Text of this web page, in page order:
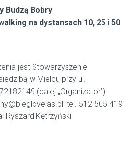
Budzą Bobry
na dystansach 10, 25 i 50
jest Stowarzyszenie
w Mielcu przy ul.
(dalej „Organizator”)
tel. 512 505 419
Ryszard Kętrzyński